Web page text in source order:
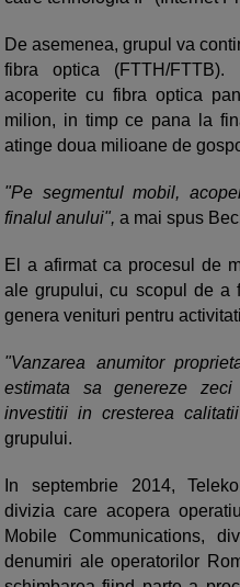
De asemenea, grupul va
fibra optica (FTTH/
acoperite cu fibra optica
milion, in timp ce pana la
atinge doua milioane de
"Pe segmentul mobil,
finalul anului", a mai spus
El a afirmat ca procesul de
ale grupului, cu scopul de a
genera venituri pentru
"Vanzarea anumitor
estimata sa genereze
investitii in cresterea
grupului.
In septembrie 2014,
divizia care acopera
Mobile Communications,
denumiri ale operatorilor